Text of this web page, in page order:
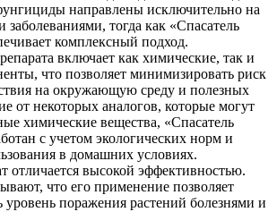
направлены исключительно на
заболеваниями, тогда как «Спасатель
комплексный подход.
включает как химические, так и
что позволяет минимизировать риск
на окружающую среду и полезных
от некоторых аналогов, которые могут
химические вещества, «Спасатель
с учетом экологических норм и
в домашних условиях.
отличается высокой эффективностью.
что его применение позволяет
уровень поражения растений болезнями и